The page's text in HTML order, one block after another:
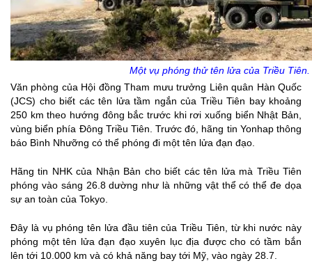
Một vụ phóng thử tên lửa của Triều Tiên.
Văn phòng của Hội đồng Tham mưu trưởng Liên quân Hàn Quốc
(JCS) cho biết các tên lửa tầm ngắn của Triều Tiên bay khoảng
250 km theo hướng đông bắc trước khi rơi xuống biển Nhật Bản,
vùng biển phía Đông Triều Tiên. Trước đó, hãng tin Yonhap thông
báo Bình Nhưỡng có thể phóng đi một tên lửa đạn đạo.
Hãng tin NHK của Nhận Bản cho biết các tên lửa mà Triều Tiên
phóng vào sáng 26.8 dường như là những vật thể có thể đe dọa
sự an toàn của Tokyo.
Đây là vụ phóng tên lửa đầu tiên của Triều Tiên, từ khi nước này
phóng một tên lửa đạn đạo xuyên lục địa được cho có tầm bắn
lên tới 10.000 km và có khả năng bay tới Mỹ, vào ngày 28.7.